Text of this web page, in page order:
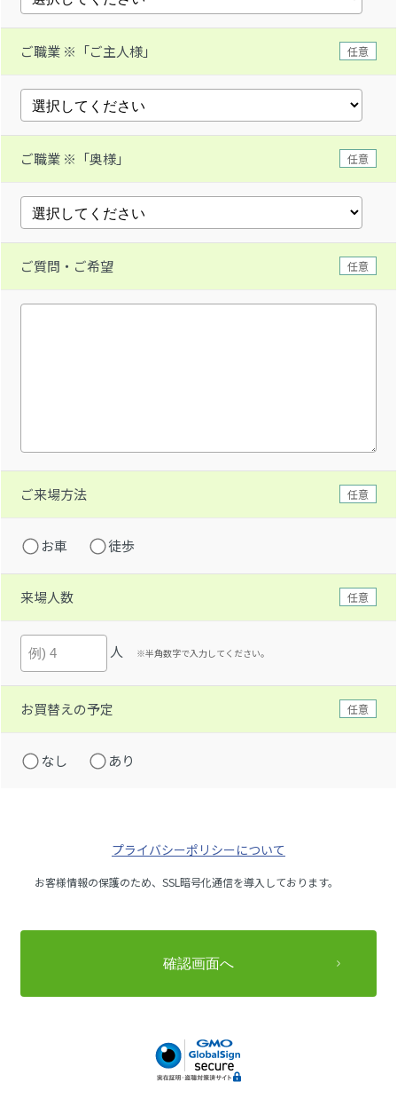
ご職業 ※「ご主人様」 任意
ご職業 ※「奥様」 任意
ご質問・ご希望 任意
ご来場方法 任意
お車 徒歩
来場人数 任意
人 ※半角数字で入力してください。
お買替えの予定 任意
なし あり
プライバシーポリシーについて
お客様情報の保護のため、SSL暗号化通信を導入しております。